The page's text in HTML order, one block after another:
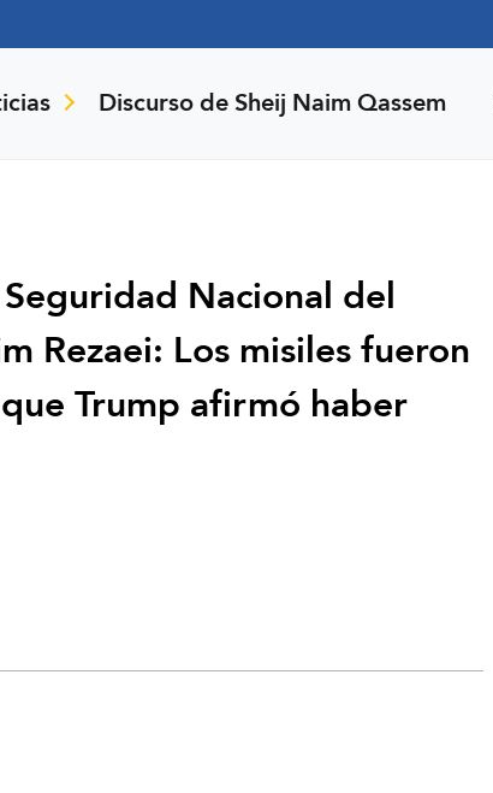
Discurso de Sheij Naim Qassem
Nacional del
Rezaei: Los misiles fueron
Trump afirmó haber